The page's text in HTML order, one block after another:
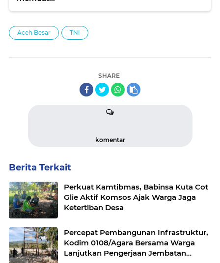
Aceh Besar TNI
SHARE
komentar
Berita Terkait
Perkuat Kamtibmas, Babinsa Kuta Cot
Glie Aktif Komsos Ajak Warga Jaga
Ketertiban Desa
Percepat Pembangunan Infrastruktur,
Kodim 0108/Agara Bersama Warga
Lanjutkan Pengerjaan Jembatan